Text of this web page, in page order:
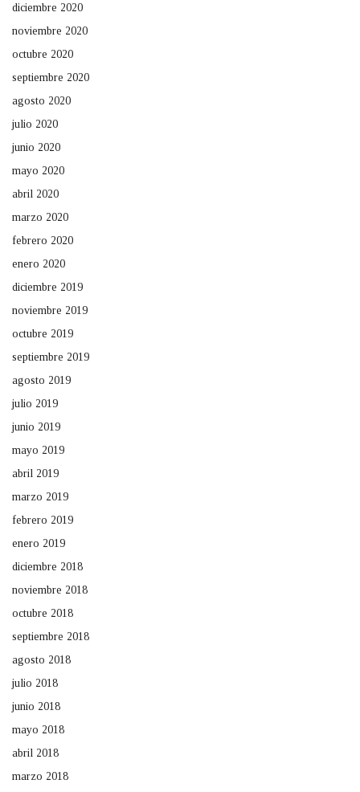
diciembre 2020
noviembre 2020
octubre 2020
septiembre 2020
agosto 2020
julio 2020
junio 2020
mayo 2020
abril 2020
marzo 2020
febrero 2020
enero 2020
diciembre 2019
noviembre 2019
octubre 2019
septiembre 2019
agosto 2019
julio 2019
junio 2019
mayo 2019
abril 2019
marzo 2019
febrero 2019
enero 2019
diciembre 2018
noviembre 2018
octubre 2018
septiembre 2018
agosto 2018
julio 2018
junio 2018
mayo 2018
abril 2018
marzo 2018